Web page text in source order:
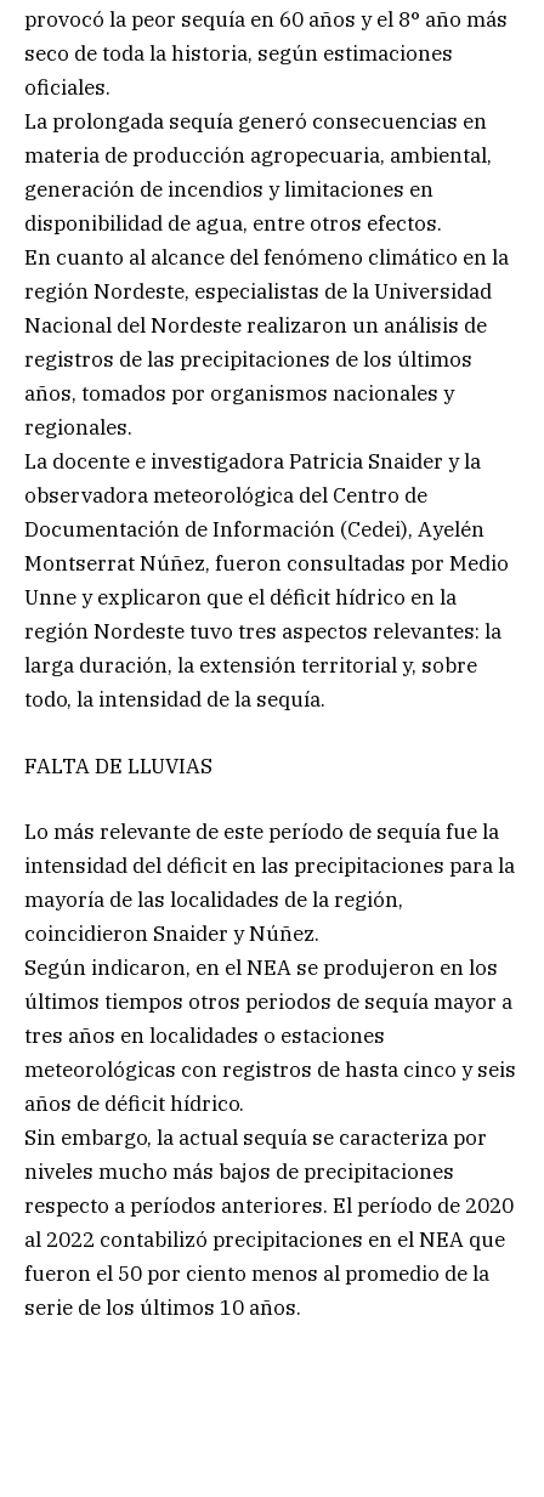
provocó la peor sequía en 60 años y el 8° año más
seco de toda la historia, según estimaciones
oficiales.
La prolongada sequía generó consecuencias en
materia de producción agropecuaria, ambiental,
generación de incendios y limitaciones en
disponibilidad de agua, entre otros efectos.
En cuanto al alcance del fenómeno climático en la
región Nordeste, especialistas de la Universidad
Nacional del Nordeste realizaron un análisis de
registros de las precipitaciones de los últimos
años, tomados por organismos nacionales y
regionales.
La docente e investigadora Patricia Snaider y la
observadora meteorológica del Centro de
Documentación de Información (Cedei), Ayelén
Montserrat Núñez, fueron consultadas por Medio
Unne y explicaron que el déficit hídrico en la
región Nordeste tuvo tres aspectos relevantes: la
larga duración, la extensión territorial y, sobre
todo, la intensidad de la sequía.
FALTA DE LLUVIAS
Lo más relevante de este período de sequía fue la
intensidad del déficit en las precipitaciones para la
mayoría de las localidades de la región,
coincidieron Snaider y Núñez.
Según indicaron, en el NEA se produjeron en los
últimos tiempos otros periodos de sequía mayor a
tres años en localidades o estaciones
meteorológicas con registros de hasta cinco y seis
años de déficit hídrico.
Sin embargo, la actual sequía se caracteriza por
niveles mucho más bajos de precipitaciones
respecto a períodos anteriores. El período de 2020
al 2022 contabilizó precipitaciones en el NEA que
fueron el 50 por ciento menos al promedio de la
serie de los últimos 10 años.